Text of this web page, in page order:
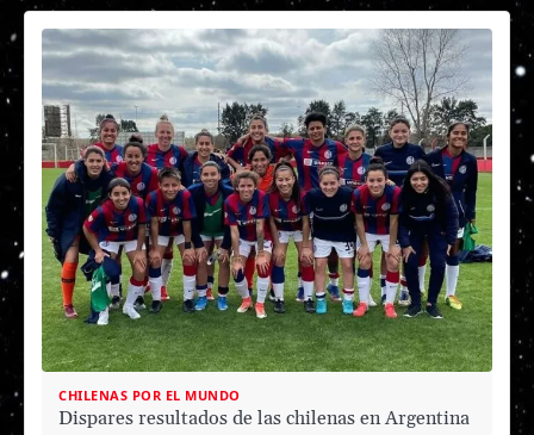
CHILENAS POR EL MUNDO
Dispares resultados de las chilenas en Argentina